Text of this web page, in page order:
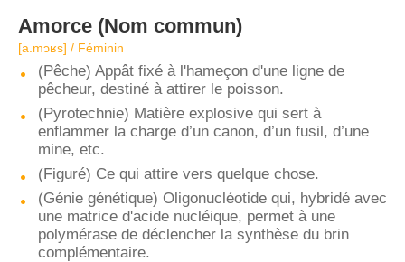
Amorce (Nom commun)
[a.mɔʁs] / Féminin
(Pêche) Appât fixé à l'hameçon d'une ligne de
pêcheur, destiné à attirer le poisson.
(Pyrotechnie) Matière explosive qui sert à
enflammer la charge d’un canon, d’un fusil, d’une
mine, etc.
(Figuré) Ce qui attire vers quelque chose.
(Génie génétique) Oligonucléotide qui, hybridé avec
une matrice d'acide nucléique, permet à une
polymérase de déclencher la synthèse du brin
complémentaire.